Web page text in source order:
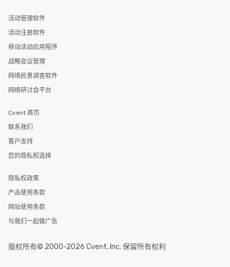
活动管理软件
活动注册软件
移动活动应用程序
战略会议管理
网络民意调查软件
网络研讨会平台
Cvent 首页
联系我们
客户支持
您的隐私权选择
隐私权政策
产品使用条款
网站使用条款
与我们一起做广告
版权所有© 2000-2026 Cvent, Inc. 保留所有权利